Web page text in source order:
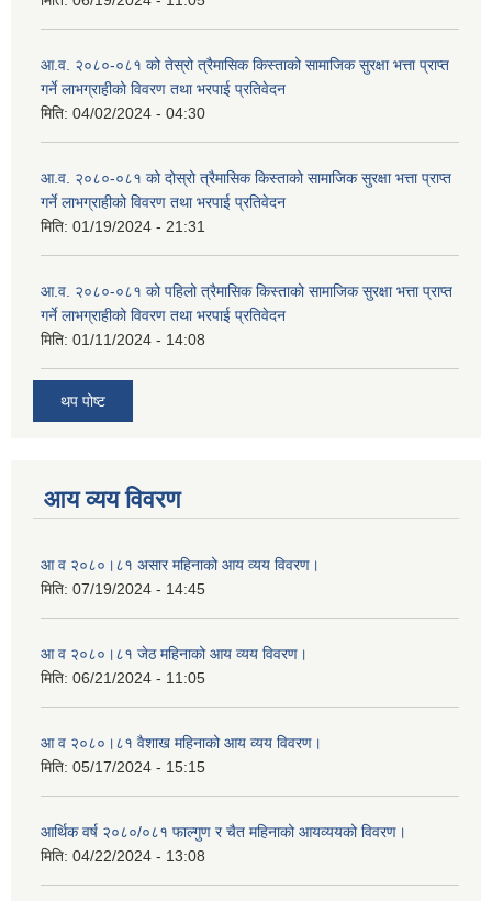
आ.व. २०८०-०८१ को तेस्रो त्रैमासिक किस्ताको सामाजिक सुरक्षा भत्ता प्राप्त
गर्ने लाभग्राहीको विवरण तथा भरपाई प्रतिवेदन
मिति: 04/02/2024 - 04:30
आ.व. २०८०-०८१ को दोस्रो त्रैमासिक किस्ताको सामाजिक सुरक्षा भत्ता प्राप्त
गर्ने लाभग्राहीको विवरण तथा भरपाई प्रतिवेदन
मिति: 01/19/2024 - 21:31
आ.व. २०८०-०८१ को पहिलो त्रैमासिक किस्ताको सामाजिक सुरक्षा भत्ता प्राप्त
गर्ने लाभग्राहीको विवरण तथा भरपाई प्रतिवेदन
मिति: 01/11/2024 - 14:08
थप पोष्ट
आय व्यय विवरण
आ व २०८०।८१ असार महिनाको आय व्यय विवरण।
मिति: 07/19/2024 - 14:45
आ व २०८०।८१ जेठ महिनाको आय व्यय विवरण।
मिति: 06/21/2024 - 11:05
आ व २०८०।८१ वैशाख महिनाको आय व्यय विवरण।
मिति: 05/17/2024 - 15:15
आर्थिक वर्ष २०८०/०८१ फाल्गुण र चैत महिनाको आयव्ययको विवरण।
मिति: 04/22/2024 - 13:08